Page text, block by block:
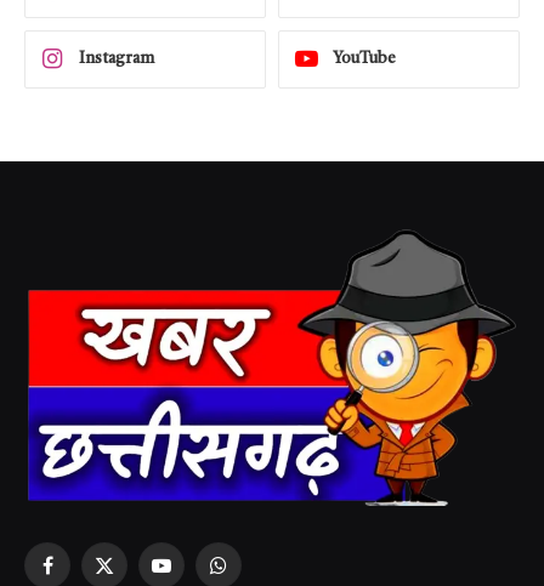
Instagram YouTube
Facebook
X
YouTubeWhatsApp